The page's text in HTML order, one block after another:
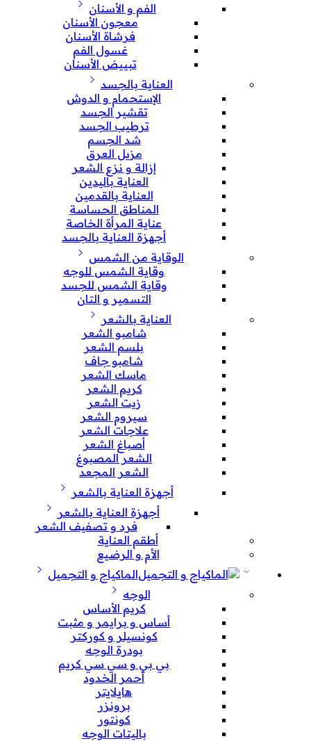
الفم و الأسنان
معجون الأسنان
فرشاة الأسنان
غسول الفم
تبييض الأسنان
العناية بالجسد
الإستحمام و الدوش
تقشير الجسد
ترطيب الجسد
شد الجسم
مزيل العرق
إزالة و نزع الشعر
العناية باليدين
العناية بالقدمين
المناطق الحساسة
عناية المرأة الخاصة
أجهزة العناية بالجسد
الوقاية من الشمس
وقاية الشمس للوجه
وقاية الشمس للجسد
التسمير و التان
العناية بالشعر
شامبو الشعر
بلسم الشعر
شامبو جاف
ماسك الشعر
كريم الشعر
زيت الشعر
سيروم الشعر
علاجات الشعر
أصباغ الشعر
الشعر المصبوغ
الشعر المجعد
أجهزة العناية بالشعر
أجهزة العناية بالشعر
فرد و تصفيف الشعر
أطقم العناية
الأم و الرضيع
الماكياج و التجميل
الوجه
كريم الأساس
أساس و برايمر و مثبت
كونسيلر و كوركتر
بودرة الوجه
بي بي و سي سي كريم
أحمر الخدود
هايلايتر
برونزر
كونتور
باليتات الوجه